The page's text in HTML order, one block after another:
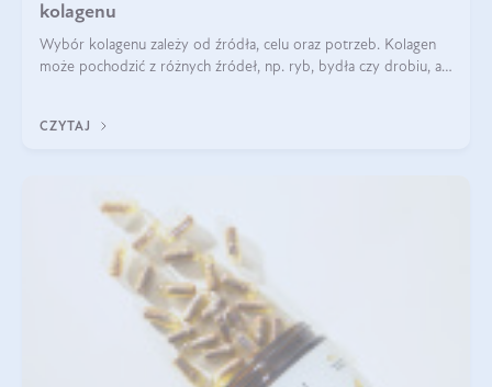
kolagenu
Wybór kolagenu zależy od źródła, celu oraz potrzeb. Kolagen
może pochodzić z różnych źródeł, np. ryb, bydła czy drobiu, a
bydlęcy.
CZYTAJ